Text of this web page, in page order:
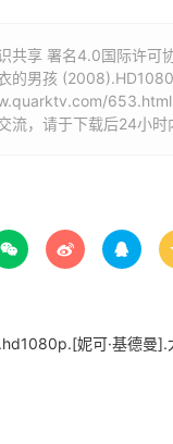
共享 署名4.0国际许可
的男孩
653.html
流，请于下载后24小
  
妮可·基德曼].